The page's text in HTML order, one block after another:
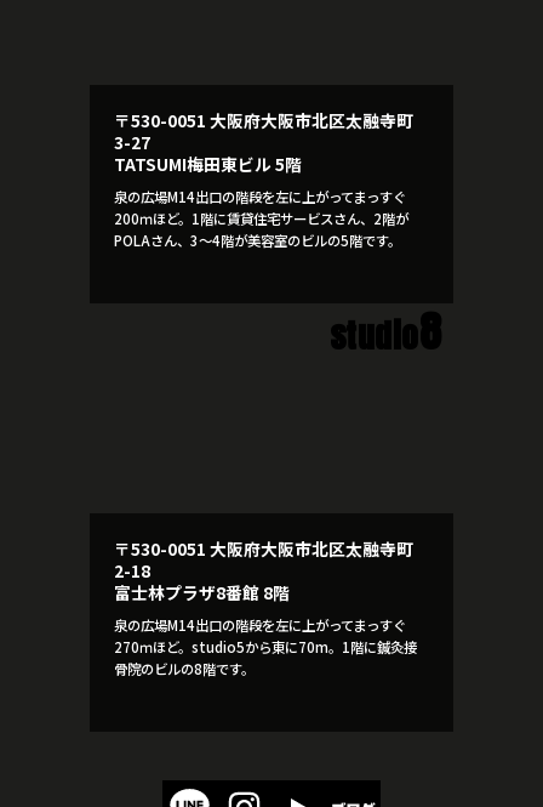
〒530-0051 大阪府大阪市北区太融寺町
3-27
TATSUMI梅田東ビル 5階
泉の広場M14出口の階段を左に上がってまっすぐ
200ｍほど。1階に賃貸住宅サービスさん、2階が
POLAさん、3～4階が美容室のビルの5階です。
studio8
〒530-0051 大阪府大阪市北区太融寺町
2-18
富士林プラザ8番館 8階
泉の広場M14出口の階段を左に上がってまっすぐ
270ｍほど。studio5から東に70m。1階に鍼灸接
骨院のビルの8階です。